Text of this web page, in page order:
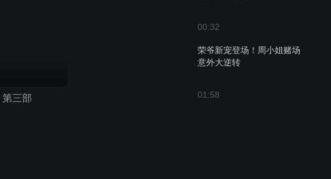
00:32
荣爷新宠登场！周小姐赌场
意外大逆转
01:58
三部